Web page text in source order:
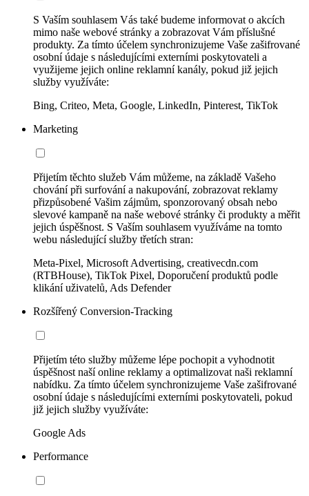
S Vaším souhlasem Vás také budeme informovat o akcích
mimo naše webové stránky a zobrazovat Vám příslušné
produkty. Za tímto účelem synchronizujeme Vaše zašifrované
osobní údaje s následujícími externími poskytovateli a
využijeme jejich online reklamní kanály, pokud již jejich
služby využíváte:
Bing, Criteo, Meta, Google, LinkedIn, Pinterest, TikTok
Marketing
Přijetím těchto služeb Vám můžeme, na základě Vašeho
chování při surfování a nakupování, zobrazovat reklamy
přizpůsobené Vašim zájmům, sponzorovaný obsah nebo
slevové kampaně na naše webové stránky či produkty a měřit
jejich úspěšnost. S Vaším souhlasem využíváme na tomto
webu následující služby třetích stran:
Meta-Pixel, Microsoft Advertising, creativecdn.com
(RTBHouse), TikTok Pixel, Doporučení produktů podle
klikání uživatelů, Ads Defender
Rozšířený Conversion-Tracking
Přijetím této služby můžeme lépe pochopit a vyhodnotit
úspěšnost naší online reklamy a optimalizovat naši reklamní
nabídku. Za tímto účelem synchronizujeme Vaše zašifrované
osobní údaje s následujícími externími poskytovateli, pokud
již jejich služby využíváte:
Google Ads
Performance